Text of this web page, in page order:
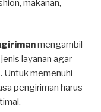
makanan,
mengambil
layanan agar
Untuk memenuhi
pengiriman harus